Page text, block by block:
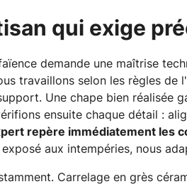
qui exige
demande une maîtrise
travaillons selon les règles
Une chape bien réalisée
ensuite chaque détail :
repère immédiatement les
aux intempéries, nous
Carrelage en grès